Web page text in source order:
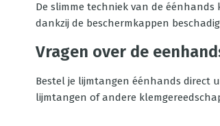
De slimme techniek van de
dankzij de beschermkappen
Vragen over de
Bestel je lijmtangen éénhands direct
lijmtangen of andere